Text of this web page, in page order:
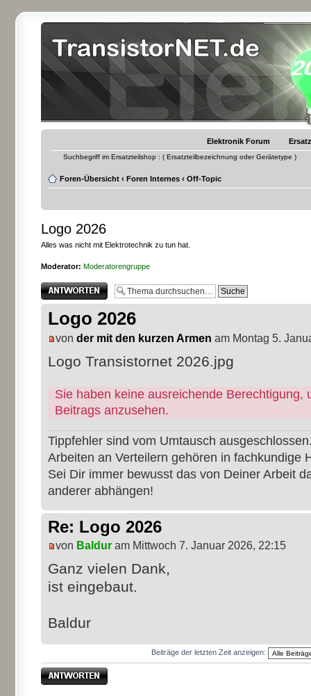
Elektronik Forum
Suchbegriff im Ersatzteilshop : ( Ersatzteilbezeichnung oder Gerätetype )
Foren-Übersicht ‹ Foren Internes ‹ Off-Topic
Logo 2026
Alles was nicht mit Elektrotechnik zu tun hat.
Moderator: Moderatorengruppe
Antwort erstellen
Logo 2026
von der mit den kurzen Armen am Montag 5.
Logo Transistornet 2026.jpg
Sie haben keine ausreichende Berechtigung,
Beitrags anzusehen.
Tippfehler sind vom Umtausch
Arbeiten an Verteilern gehören in fachkundige
Sei Dir immer bewusst das von Deiner Arbeit
anderer abhängen!
Re: Logo 2026
von Baldur am Mittwoch 7. Januar 2026, 22:15
Ganz vielen Dank,
ist eingebaut.
Baldur
Beiträge der letzten Zeit anzeigen:
Antwort erstellen